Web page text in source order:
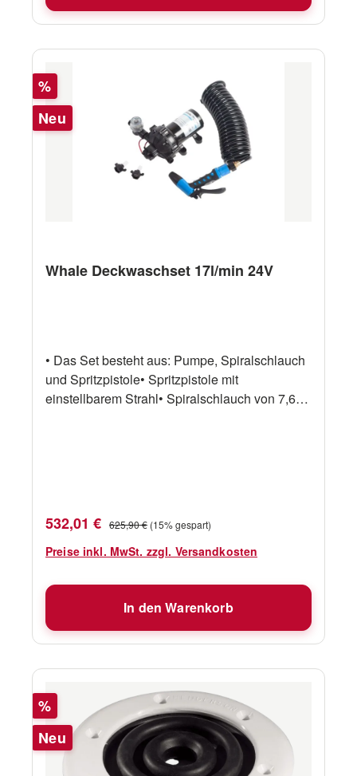
Rabatt
%
Neu
Whale Deckwaschset 17l/min 24V
• Das Set besteht aus: Pumpe, Spiralschlauch
und Spritzpistole• Spritzpistole mit
einstellbarem Strahl• Spiralschlauch von 7,6
Verkaufspreis:
532,01 € Regulärer Preis:
625,90 € (15% gespart)
Preise inkl. MwSt. zzgl. Versandkosten
In den Warenkorb
Rabatt
%
Neu